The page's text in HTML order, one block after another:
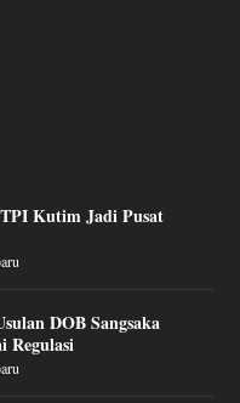
Kutim Jadi Pusat
DOB Sangsaka
Regulasi